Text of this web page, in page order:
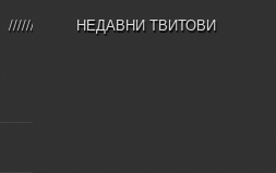
НЕДАВНИ ТВИТОВИ